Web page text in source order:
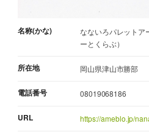
名称(かな)
なないろパレットア
ーとくらぶ）
所在地 岡山県津山市勝部
電話番号 08019068186
URL https://ameblo.jp/